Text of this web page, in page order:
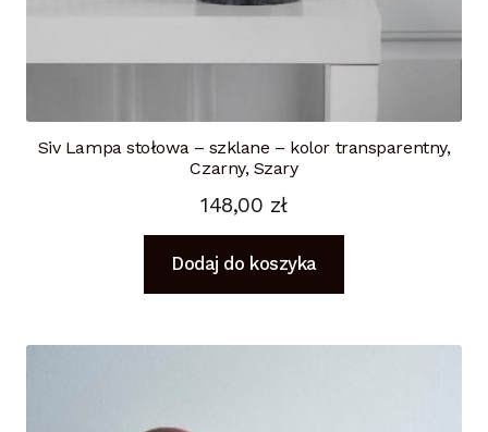
Siv Lampa stołowa – szklane – kolor transparentny,
Czarny, Szary
148,00 zł
Dodaj do koszyka